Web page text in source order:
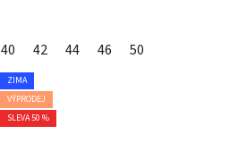
40 42 44 46 50
ZIMA
VÝPRODEJ
SLEVA 50 %